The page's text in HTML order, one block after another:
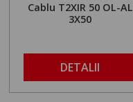
Cablu T2XIR 50 OL-AL
3X50
DETALII